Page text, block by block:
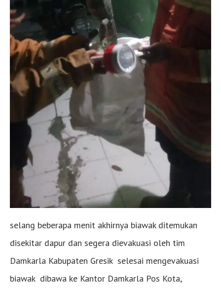
selang beberapa menit akhirnya biawak ditemukan
disekitar dapur dan segera dievakuasi oleh tim
Damkarla Kabupaten Gresik selesai mengevakuasi
biawak dibawa ke Kantor Damkarla Pos Kota,